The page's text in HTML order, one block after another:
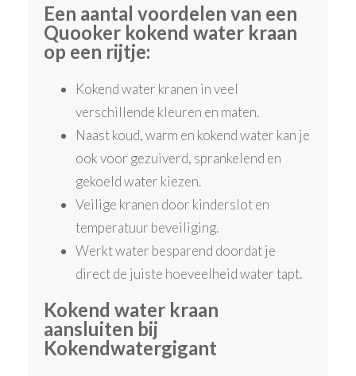
Een aantal voordelen van een
Quooker kokend water kraan
op een rijtje:
Kokend water kranen in veel
verschillende kleuren en maten.
Naast koud, warm en kokend water kan je
ook voor gezuiverd, sprankelend en
gekoeld water kiezen.
Veilige kranen door kinderslot en
temperatuur beveiliging.
Werkt water besparend doordat je
direct de juiste hoeveelheid water tapt.
Kokend water kraan
aansluiten bij
Kokendwatergigant